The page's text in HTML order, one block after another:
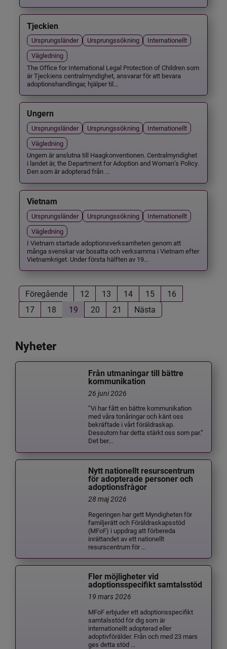
Tjeckien
Ursprungsländer Ursprungssökning
Internationellt
Vägledning
The Office for International Legal Protection of Children som
är Tjeckiens centralmyndighet, ansvarar för att bevara
adoptionshandlingar, hjälper til...
Ungern
Ursprungsländer Ursprungssökning
Internationellt
Vägledning
Ungern är anslutna till Haagkonventionen. Centralmyndighet
i landet är, the Department for Adoption and Woman’s Policy.
Den som är adopterad från ...
Vietnam
Ursprungsländer Ursprungssökning
Internationellt
Vägledning
I Vietnam startade adoptionsverksamheten genom att
många svenskar var bosatta och verksamma i Vietnam efter
Vietnamkriget. Under första hälften av 19...
Föregående 12 13 14 15
16
17
18 19 20 21 Nästa
Nyheter
Från utmaningar till bättre
kommunikation
26 juni 2026
”Vi har fått en bättre kommunikation
med våra tonåringar och känt oss
bekräftade i vårt föräldraskap.
Dessutom har detta stärkt oss som par.”
Det ber...
Nytt nationellt resurscentrum
för adopterade personer och
adoptionsfrågor
28 maj 2026
Regeringen har gett Myndigheten för
familjerätt och Föräldraskapsstöd
(MFoF) i uppdrag att förbereda
inrättandet av ett nationellt
resurscentrum för ...
Fler möjligheter vid
adoptionsspecifikt samtalsstöd
19 mars 2026
MFoF erbjuder ett adoptionsspecifikt
samtalsstöd för dig som är
internationellt adopterad eller
adoptivförälder. Från och med 23 mars
ges detta stöd ...